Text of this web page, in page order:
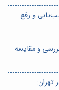
و رفع
و مقایسه
تهران: